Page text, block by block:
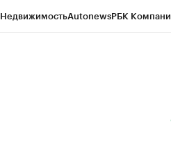
НедвижимостьAutonewsРБК